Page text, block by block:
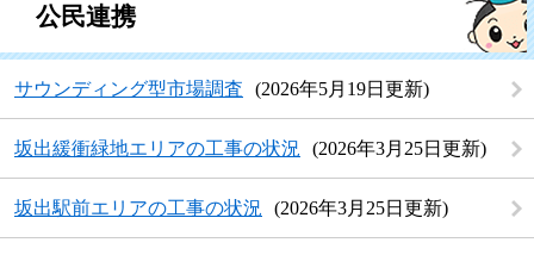
公民連携
サウンディング型市場調査 2026年5月19日更新
坂出緩衝緑地エリアの工事の状況 2026年3月25日更新
坂出駅前エリアの工事の状況 2026年3月25日更新